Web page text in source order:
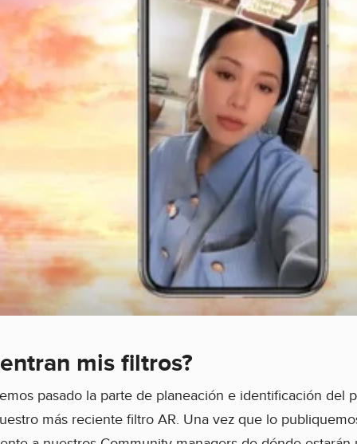
mis filtros?
pasado la parte de planeación e identificación del
más reciente filtro AR. Una vez que lo